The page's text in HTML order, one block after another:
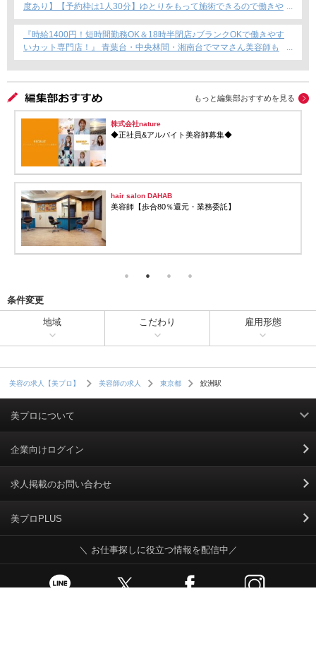
度あり】【予約枠は1人30分】ゆとりをもって施術できるので働きや
すい！これからカット専門店で働きたい方にもおすすめ◎
『時給1400円！短時間勤務OK＆18時半閉店♪ブランクOKで働きやす
いカット専門店！』 青葉台・中央林間・湘南台でママさん美容師も
安心のサロン募集！
もっと編集部おすすめを見る
株式会社nature
◆正社員&アルバイト美容師募集◆
hair salon DAHAB
美容師【歩合80％還元・業務委託】
条件変更
地域 こだわり 雇用形態
美容の求人【美プロ】 美容師の求人 東京都 鮫洲駅
美プロについて
利用規約
掲載規約
個人情報保護ポリシー
個人情報のお取り扱いについて
Cookieポリシー
企業向けログイン
求人掲載のお問い合わせ
美プロPLUS
＼ お仕事探しに役立つ情報を配信中／